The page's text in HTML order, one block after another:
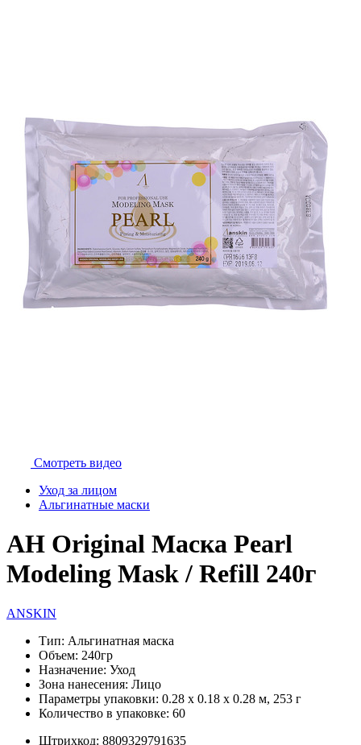
Смотреть видео
Уход за лицом
Альгинатные маски
АН Original Маска Pearl
Modeling Mask / Refill 240г
ANSKIN
Тип: Альгинатная маска
Объем: 240гр
Назначение: Уход
Зона нанесения: Лицо
Параметры упаковки: 0.28 x 0.18 x 0.28 м, 253 г
Количество в упаковке: 60
Штрихкод: 8809329791635